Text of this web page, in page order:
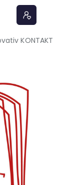
KONTAKT